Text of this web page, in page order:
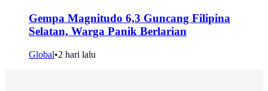
Gempa Magnitudo 6,3 Guncang Filipina
Selatan, Warga Panik Berlarian
Global•2 hari lalu